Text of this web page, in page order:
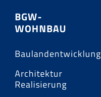
BGW-
WOHNBAU
Baulandentwicklung
Architektur
Realisierung